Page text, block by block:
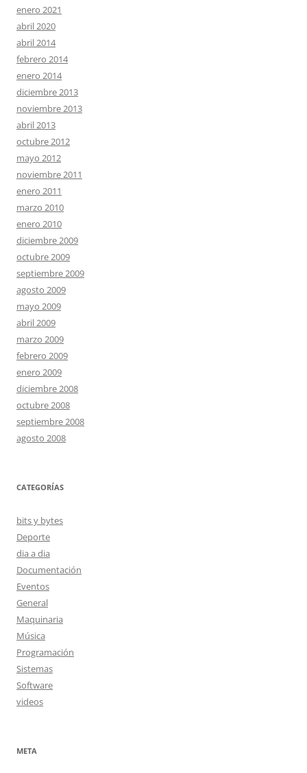
enero 2021
abril 2020
abril 2014
febrero 2014
enero 2014
diciembre 2013
noviembre 2013
abril 2013
octubre 2012
mayo 2012
noviembre 2011
enero 2011
marzo 2010
enero 2010
diciembre 2009
octubre 2009
septiembre 2009
agosto 2009
mayo 2009
abril 2009
marzo 2009
febrero 2009
enero 2009
diciembre 2008
octubre 2008
septiembre 2008
agosto 2008
CATEGORÍAS
bits y bytes
Deporte
dia a dia
Documentación
Eventos
General
Maquinaria
Música
Programación
Sistemas
Software
videos
META